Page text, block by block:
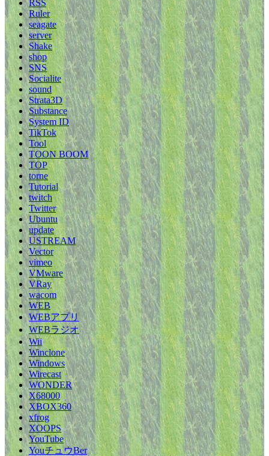
RSS
Ruler
seagate
server
Shake
shop
SNS
Socialite
sound
Strata3D
Substance
System ID
TikTok
Tool
TOON BOOM
TOP
torne
Tutorial
twitch
Twitter
Ubuntu
update
USTREAM
Vector
vimeo
VMware
VRay
wacom
WEB
WEBアプリ
WEBラジオ
Wii
Winclone
Windows
Wirecast
WONDER
X68000
XBOX360
xfrog
XOOPS
YouTube
YouチュウBer